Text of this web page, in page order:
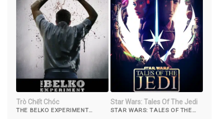
Trò Chết Chóc
THE BELKO EXPERIMENT
Star Wars: Tales Of The Jedi
STAR WARS: TALES OF THE